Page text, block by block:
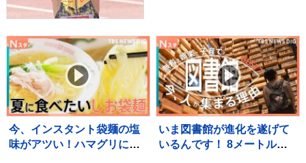
今、インスタント袋麺の塩
味がアツい！ハマグリに毛
いま図書館が進化を遂げて
いるんです！ 8メートルの